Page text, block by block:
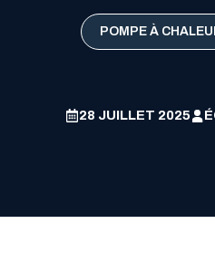
POMPE À
28 JUILLET 2025